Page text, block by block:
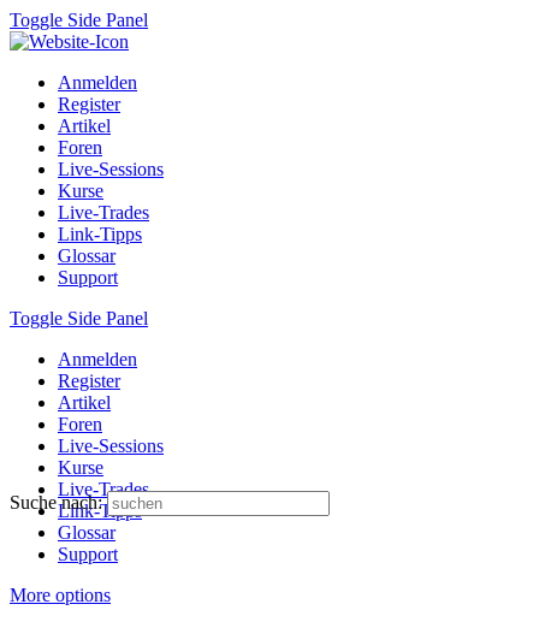
Toggle Side Panel
Anmelden
Register
Artikel
Foren
Live-Sessions
Kurse
Live-Trades
Link-Tipps
Glossar
Support
Toggle Side Panel
Anmelden
Register
Artikel
Foren
Live-Sessions
Kurse
Live-Trades
Link-Tipps
Glossar
Support
More options
Suche nach: